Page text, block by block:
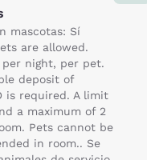
mascotas: Sí
are allowed.
per night, per pet.
deposit of
is required. A limit
a maximum of 2
Pets cannot be
in room.. Se